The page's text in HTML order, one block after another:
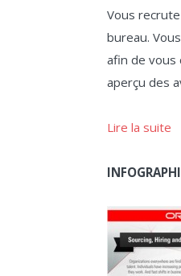
Vous
bureau.
afin de vous
aperçu des
Lire la suite